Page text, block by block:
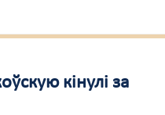
кінулі за